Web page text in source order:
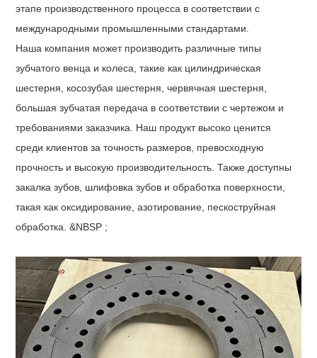
этапе производственного процесса в соответствии с
международными промышленными стандартами.
Наша компания может производить различные типы
зубчатого венца и колеса, такие как цилиндрическая
шестерня, косозубая шестерня, червячная шестерня,
большая зубчатая передача в соответствии с чертежом и
требованиями заказчика. Наш продукт высоко ценится
среди клиентов за точность размеров, превосходную
прочность и высокую производительность. Также доступны
закалка зубов, шлифовка зубов и обработка поверхности,
такая как оксидирование, азотирование, пескоструйная
обработка. &NBSP ;